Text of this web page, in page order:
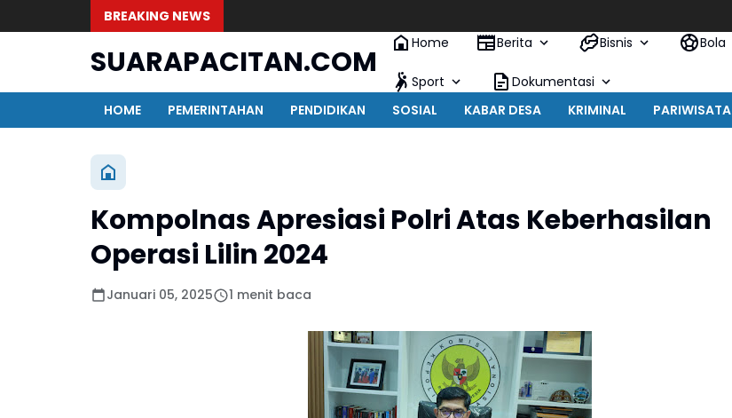
BREAKING NEWS
SUARAPACITAN.COM
Home Berita Bisnis Bola
Sport
Dokumentasi
HOME
PEMERINTAHAN PENDIDIKAN SOSIAL KABAR DESA KRIMINAL PARIWISATA
Kompolnas Apresiasi Polri Atas Keberhasilan
Operasi Lilin 2024
Januari 05, 2025 1 menit baca